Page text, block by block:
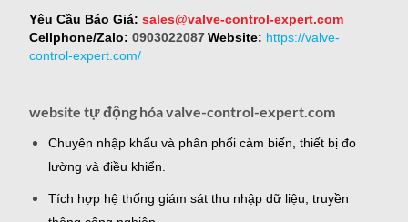
Yêu Cầu Báo Giá: sales@valve-control-expert.com
Cellphone/Zalo: 0903022087 Website: https://valve-
control-expert.com/
website tự động hóa valve-control-expert.com
Chuyên nhập khẩu và phân phối cảm biến, thiết bị đo
lường và điều khiển.
Tích hợp hệ thống giám sát thu nhập dữ liệu, truyền